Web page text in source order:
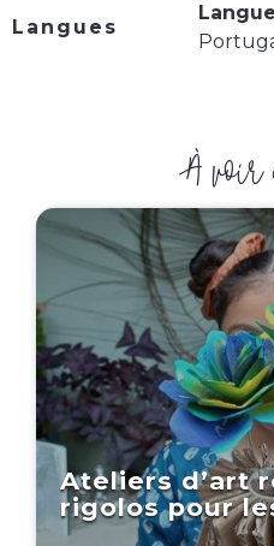
Langues
À voir
Ateliers d’art
rigolos pour